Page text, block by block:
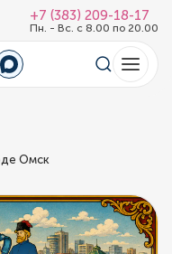
+7 (383) 209-18-17
Пн. - Вс. с 8.00 по 20.00
Омск